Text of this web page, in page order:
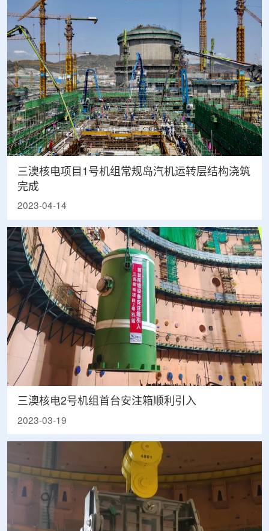
三澳核电项目1号机组常规岛汽机运转层结构浇筑
完成
2023-04-14
三澳核电2号机组首台安注箱顺利引入
2023-03-19